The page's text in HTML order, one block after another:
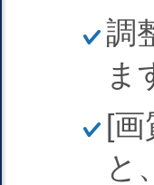
ほ
そ
く
調
ま
ほ
く
画
と